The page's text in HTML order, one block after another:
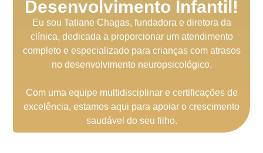
Desenvolvimento Infantil!
Eu sou Tatiane Chagas, fundadora e diretora da
clínica, dedicada a proporcionar um atendimento
completo e especializado para crianças com atrasos
no desenvolvimento neuropsicológico.
Com uma equipe multidisciplinar e certificações de
excelência, estamos aqui para apoiar o crescimento
saudável do seu filho.